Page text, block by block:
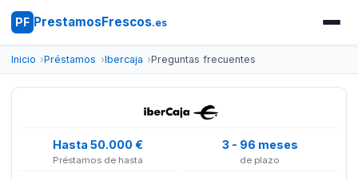
PF PrestamosFrescos.es
Inicio Préstamos Ibercaja Preguntas frecuentes
Hasta 50.000 €
Préstamos de hasta
3 - 96 meses
de plazo